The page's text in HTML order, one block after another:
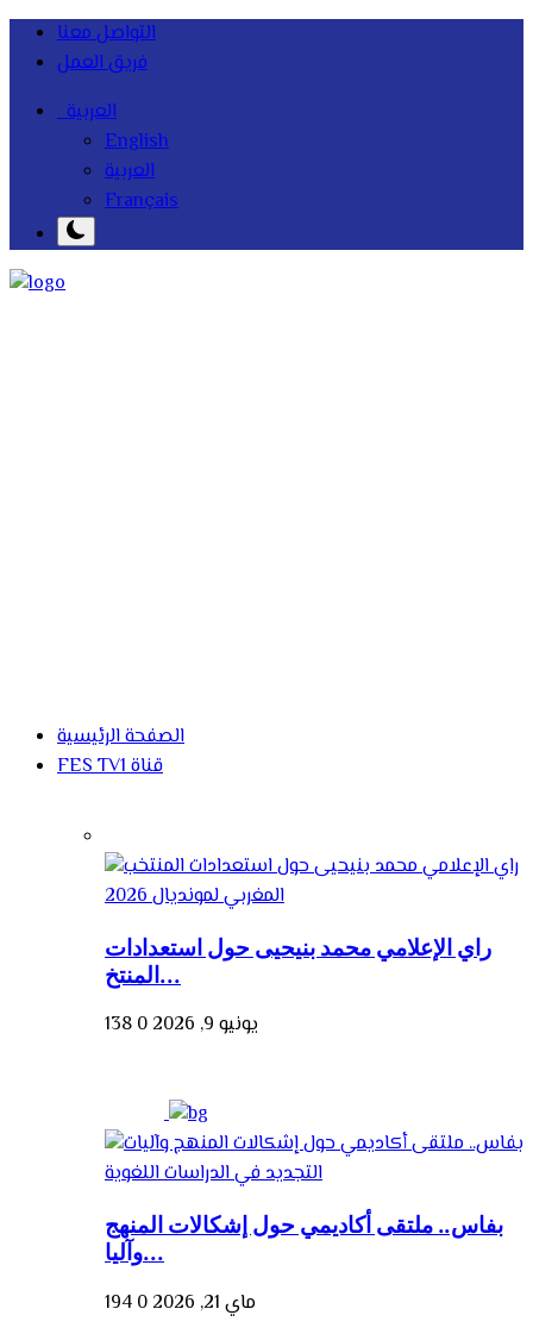
التواصل معنا
فريق العمل
العربية
English
العربية
Français
الصفحة الرئيسية
FES TV1 قناة
راي الإعلامي محمد بنيحيى حول استعدادات
المنتخ...
يونيو 9, 2026 0
138
بفاس.. ملتقى أكاديمي حول إشكالات المنهج
وآليا...
ماي 21, 2026 0
194